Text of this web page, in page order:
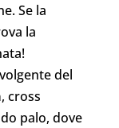
Se la
la
del
, cross
palo, dove